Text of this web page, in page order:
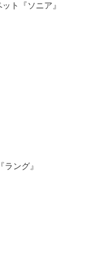
ト『ソニア』
ング』